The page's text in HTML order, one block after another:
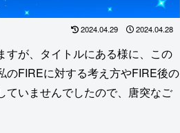
2024.04.29 2024.04.28
すが、タイトルにある様に、この
のFIREに対する考え方やFIRE後の
ていませんでしたので、唐突なご